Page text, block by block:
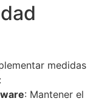
medidas
: Mantener el